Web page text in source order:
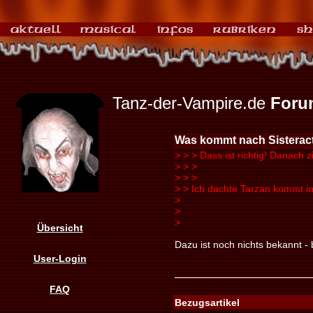
Übersicht
User-Login
FAQ
Tanz-der-Vampire.de
Was kommt nach
>>> Dass ist richtig! Danach
>>>
>>>
>> Ich dachte Tarzan kommt
>
>
>
Dazu ist noch nichts bekannt
Bezugsartikel